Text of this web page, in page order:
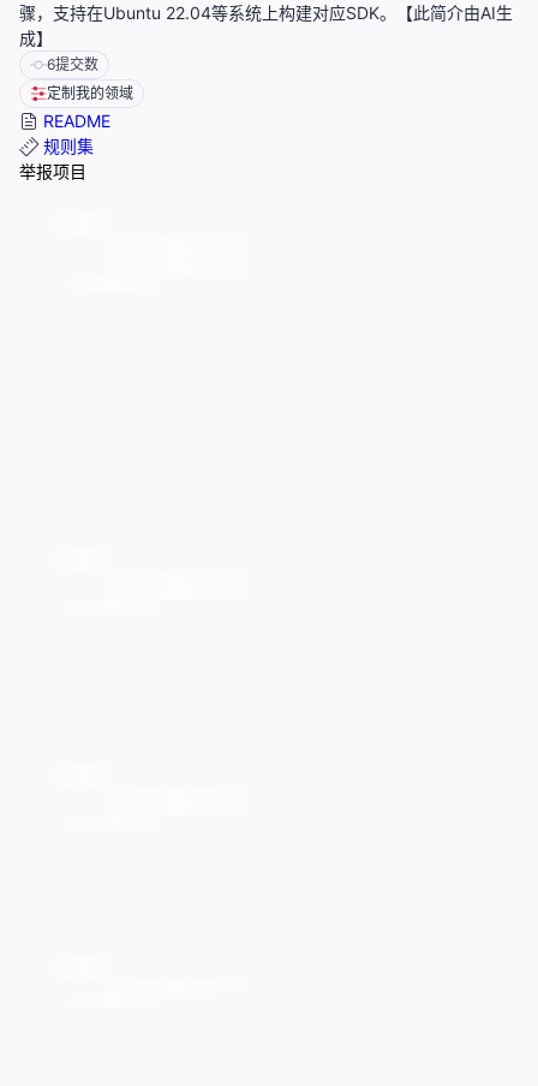
骤，支持在Ubuntu 22.04等系统上构建对应SDK。【此简介由AI生
成】
6提交数
定制我的领域
README
规则集
举报项目